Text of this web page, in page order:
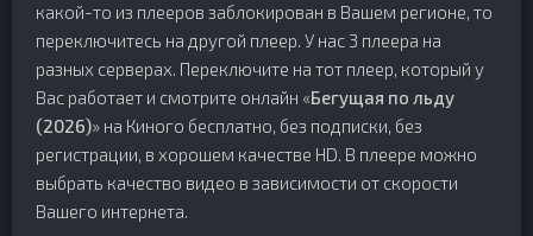
какой-то из плееров заблокирован в Вашем регионе, то
переключитесь на другой плеер. У нас 3 плеера на
разных серверах. Переключите на тот плеер, который у
Вас работает и смотрите онлайн «Бегущая по льду
(2026)» на Киного бесплатно, без подписки, без
регистрации, в хорошем качестве HD. В плеере можно
выбрать качество видео в зависимости от скорости
Вашего интернета.